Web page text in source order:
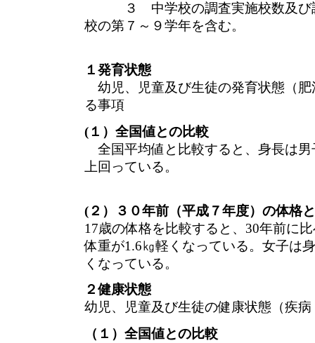
３ 中学校の調査実施校数及び調
校の第７～９学年を含む。
１発育状態
幼児、児童及び生徒の発育状態（
る事項
(１）全国値との比較
全国平均値と比較すると、身長は
上回っている。
(２）３０年前（平成７年度）の体格
17歳の体格を比較すると、30年前に
体重が1.6㎏軽くなっている。女子は
くなっている。
２健康状態
幼児、児童及び生徒の健康状態（疾
（１）全国値との比較